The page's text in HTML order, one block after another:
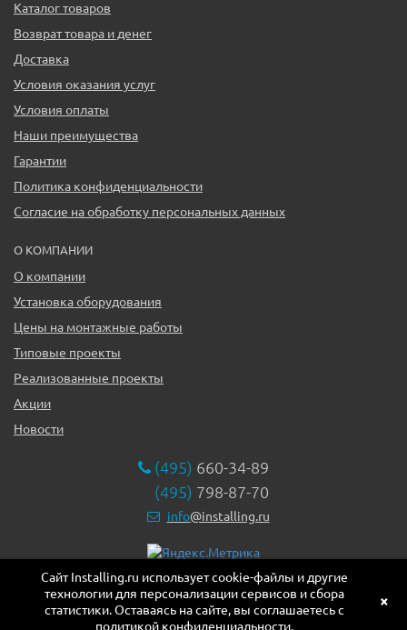
Каталог товаров
Возврат товара и денег
Доставка
Условия оказания услуг
Условия оплаты
Наши преимущества
Гарантии
Политика конфиденциальности
Согласие на обработку персональных данных
О КОМПАНИИ
О компании
Установка оборудования
Цены на монтажные работы
Типовые проекты
Реализованные проекты
Акции
Новости
(495) 660-34-89
(495) 798-87-70
info@installing.ru
119331, г. Москва ул. Марии Ульяновой дом 17а, этаж 2,
офис 10
Сайт Installing.ru использует cookie-файлы и другие
технологии для персонализации сервисов и сбора
статистики. Оставаясь на сайте, вы соглашаетесь с
политикой конфиденциальности.
×